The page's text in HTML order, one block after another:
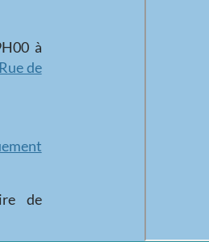
à
de
de